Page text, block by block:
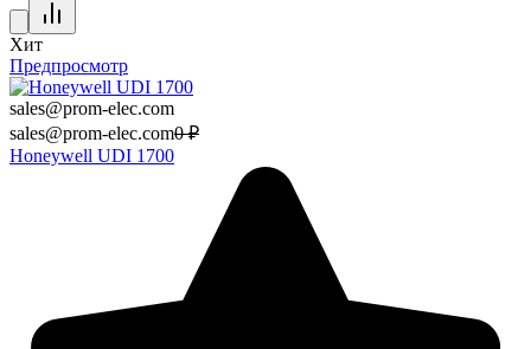
Хит
Предпросмотр
sales@prom-elec.com
sales@prom-elec.com0 ₽
Honeywell UDI 1700